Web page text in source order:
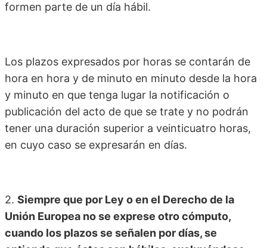
formen parte de un día hábil.
Los plazos expresados por horas se contarán de
hora en hora y de minuto en minuto desde la hora
y minuto en que tenga lugar la notificación o
publicación del acto de que se trate y no podrán
tener una duración superior a veinticuatro horas,
en cuyo caso se expresarán en días.
2. Siempre que por Ley o en el Derecho de la
Unión Europea no se exprese otro cómputo,
cuando los plazos se señalen por días, se